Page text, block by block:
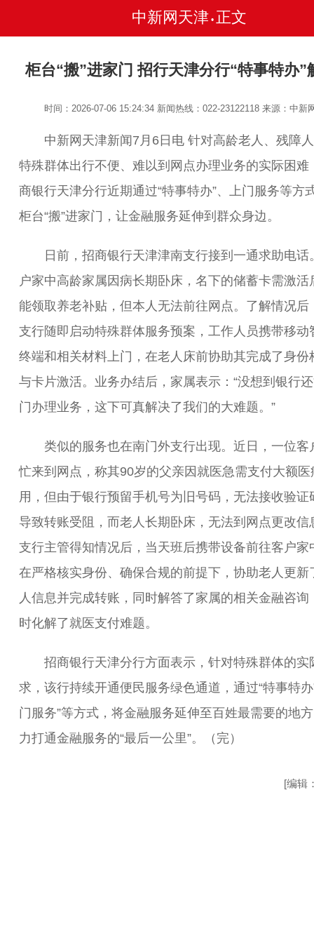
中新网天津 • 正文
柜台“搬”进家门 招行天津分行“特事特办”
时间：2026-07-06 15:24:34 新闻热线：022-23122118来源：中新
中新网天津新闻7月6日电 针对高龄老人、残障
特殊群体出行不便、难以到网点办理业务的实际困难
商银行天津分行近期通过“特事特办”、上门服务等方
柜台“搬”进家门，让金融服务延伸到群众身边。
日前，招商银行天津津南支行接到一通求助电话
户家中高龄家属因病长期卧床，名下的储蓄卡需激活
能领取养老补贴，但本人无法前往网点。了解情况后
支行随即启动特殊群体服务预案，工作人员携带移动
终端和相关材料上门，在老人床前协助其完成了身份
与卡片激活。业务办结后，家属表示：“没想到银行
门办理业务，这下可真解决了我们的大难题。”
类似的服务也在南门外支行出现。近日，一位客
忙来到网点，称其90岁的父亲因就医急需支付大额医
用，但由于银行预留手机号为旧号码，无法接收验证
导致转账受阻，而老人长期卧床，无法到网点更改信
支行主管得知情况后，当天班后携带设备前往客户家
在严格核实身份、确保合规的前提下，协助老人更新
人信息并完成转账，同时解答了家属的相关金融咨询
时化解了就医支付难题。
招商银行天津分行方面表示，针对特殊群体的实
求，该行持续开通便民服务绿色通道，通过“特事特办
门服务”等方式，将金融服务延伸至百姓最需要的地
力打通金融服务的“最后一公里”。（完）
[编辑